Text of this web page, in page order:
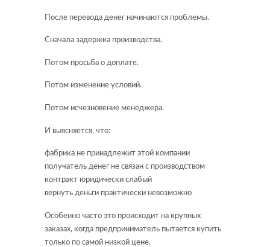
После перевода денег начинаются проблемы.
Сначала задержка производства.
Потом просьба о доплате.
Потом изменение условий.
Потом исчезновение менеджера.
И выясняется, что:
фабрика не принадлежит этой компании
получатель денег не связан с производством
контракт юридически слабый
вернуть деньги практически невозможно
Особенно часто это происходит на крупных
заказах, когда предприниматель пытается купить
только по самой низкой цене.